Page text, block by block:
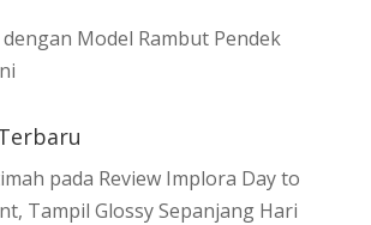
Model Rambut Pendek
pada Review Implora Day to
Tampil Glossy Sepanjang Hari